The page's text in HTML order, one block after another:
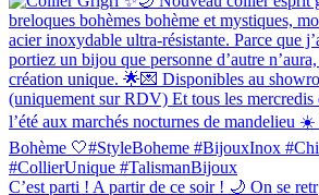
C’est parti ! A partir de ce soir ! 🌙 On se retr